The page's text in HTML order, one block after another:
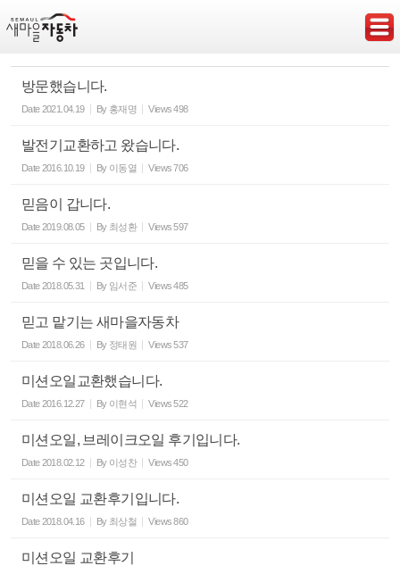
방문했습니다.
Date2021.04.19 By 홍재명 Views 498
발전기교환하고 왔습니다.
Date2016.10.19 By 이동열 Views 706
믿음이 갑니다.
Date2019.08.05 By 최성환 Views 597
믿을 수 있는 곳입니다.
Date2018.05.31 By 임서준 Views 485
믿고 맡기는 새마을자동차
Date2018.06.26 By 정태원 Views 537
미션오일교환했습니다.
Date2016.12.27 By 이현석 Views 522
미션오일, 브레이크오일 후기입니다.
Date2018.02.12 By 이성찬 Views 450
미션오일 교환후기입니다.
Date2018.04.16 By 최상철 Views 860
미션오일 교환후기
Sketchbook5, 스케치북5
Sketchbook5, 스케치북5